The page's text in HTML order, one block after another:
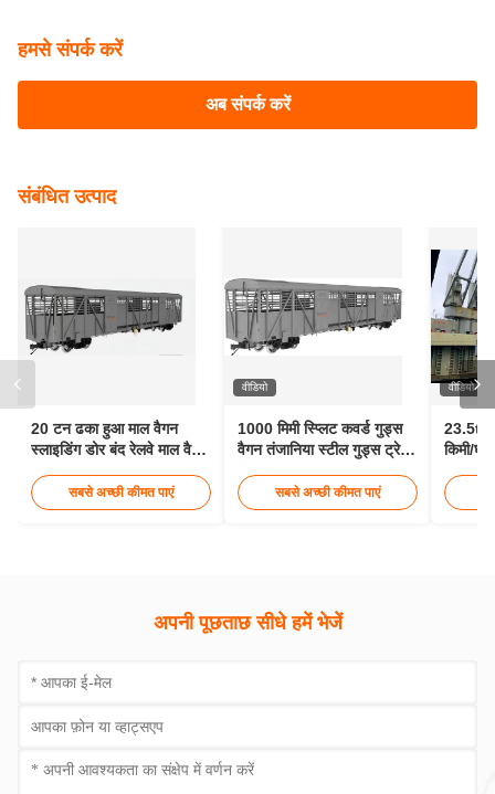
हमसे संपर्क करें
अब संपर्क करें
संबंधित उत्पाद
20 टन ढका हुआ माल वैगन
स्लाइडिंग डोर बंद रेलवे माल वैगन
3 मीटर
सबसे अच्छी कीमत पाएं
वीडियो
1000 मिमी स्प्लिट कवर्ड गुड्स
वैगन तंजानिया स्टील गुड्स ट्रेन
वैगन
सबसे अच्छी कीमत पाएं
वीडियो
23.5t
किमी/
अपनी पूछताछ सीधे हमें भेजें